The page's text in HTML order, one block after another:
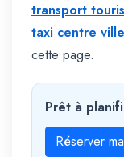
transport
taxi centre
cette page.
Prêt à
Réserver